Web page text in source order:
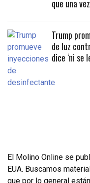
que una
Trump
de luz
dice ‘ni se
El Molino Online se
EUA. Buscamos
que por lo general